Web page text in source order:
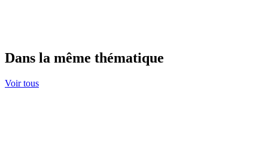
Dans la même thématique
Voir tous